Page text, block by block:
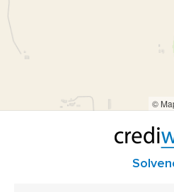
©